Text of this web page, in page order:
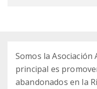
Somos la
principal es
abandonados en la